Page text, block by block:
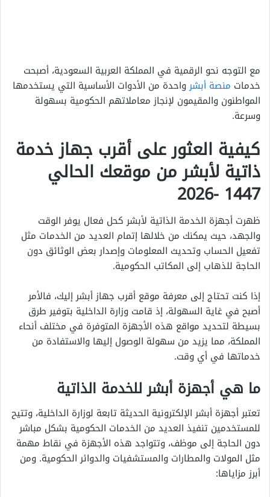
مع التوجه نحو الرقمية في المملكة العربية السعودية، أصبحت
خدمات منصة أبشرواحدة من الأدوات الأساسية التي يستخدمها
المواطنون والمقيمون لإنجاز معاملاتهم الحكومية بسهولة
وسرعة.
كيفية العثور على أقرب جهاز خدمة
ذاتية لأبشر من موقعك الحالي
1447 -2026
ظهرت أجهزة الخدمة الذاتية لأبشر كحل فعال يوفر الوقت
والجهد، حيث يمكنك من خلالها إتمام العديد من الخدمات مثل
تفعيل الحساب وتحديث المعلومات وإصدار بعض الوثائق دون
الحاجة للذهاب إلى المكاتب الحكومية.
إذا كنت تحتاج إلى معرفة موقع أقرب جهاز أبشر إليك، فالأمر
أصبح في غاية السهولة، إذ قامت وزارة الداخلية بتوفير طرق
بسيطة لتحديد مواقع هذه الأجهزة المتوفرة في مختلف أنحاء
المملكة، مما يزيد من سهولة الوصول إليها والاستفادة من
خدماتها في أي وقت.
ما هي أجهزة أبشر للخدمة الذاتية
تعتبر أجهزة أبشر الإلكترونية الحديثة تابعة لوزارة الداخلية، وتتيح
للمستخدمين تنفيذ العديد من الخدمات الحكومية بشكل مباشر
دون الحاجة إلى موظف، وتتواجد هذه الأجهزة في نقاط مهمة
مثل المولات والمطارات والمستشفيات والدوائر الحكومية. ومن
أبرز مزاياها: